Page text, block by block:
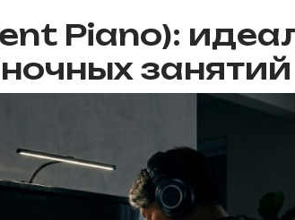
Piano):
занятий